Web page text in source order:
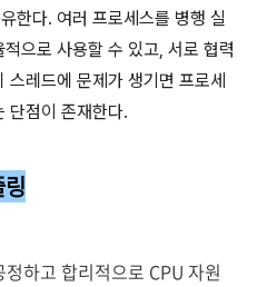
한다. 여러 프로세스를 병행 실
으로 사용할 수 있고, 서로 협력
레드에 문제가 생기면 프로세
단점이 존재한다.
하고 합리적으로 CPU 자원